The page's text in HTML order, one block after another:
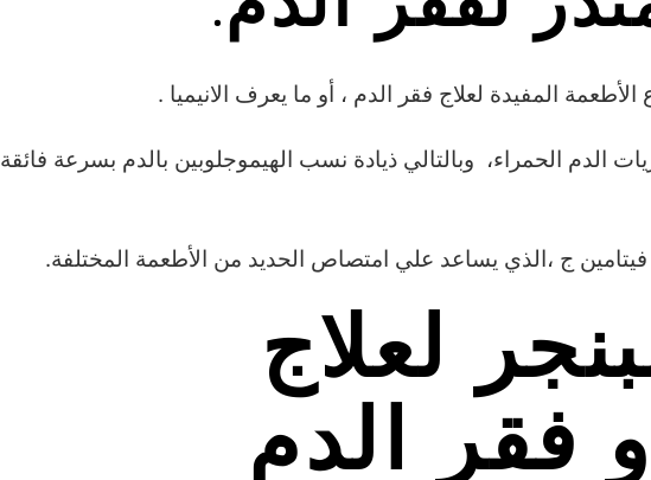
الأطعمة المفيدة لعلاج فقر الدم ، أو ما يعرف الانيميا .
الدم الحمراء، وبالتالي ذيادة نسب الهيموجلوبين بالدم بسرعة فائقة
ج ،الذي يساعد علي امتصاص الحديد من الأطعمة المختلفة.
لعلاج
فقر الدم